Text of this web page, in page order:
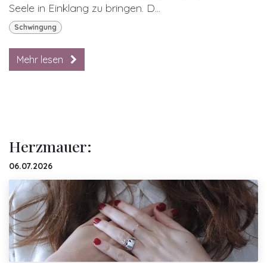
Seele in Einklang zu bringen. D...
Schwingung
Mehr lesen
Herzmauer:
06.07.2026